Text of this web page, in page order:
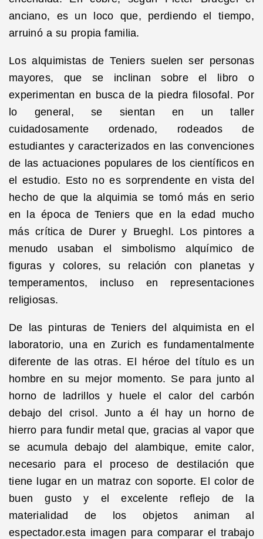
anciano, es un loco que, perdiendo el tiempo,
arruinó a su propia familia.
Los alquimistas de Teniers suelen ser personas
mayores, que se inclinan sobre el libro o
experimentan en busca de la piedra filosofal. Por
lo general, se sientan en un taller
cuidadosamente ordenado, rodeados de
estudiantes y caracterizados en las convenciones
de las actuaciones populares de los científicos en
el estudio. Esto no es sorprendente en vista del
hecho de que la alquimia se tomó más en serio
en la época de Teniers que en la edad mucho
más crítica de Durer y Brueghl. Los pintores a
menudo usaban el simbolismo alquímico de
figuras y colores, su relación con planetas y
temperamentos, incluso en representaciones
religiosas.
De las pinturas de Teniers del alquimista en el
laboratorio, una en Zurich es fundamentalmente
diferente de las otras. El héroe del título es un
hombre en su mejor momento. Se para junto al
horno de ladrillos y huele el calor del carbón
debajo del crisol. Junto a él hay un horno de
hierro para fundir metal que, gracias al vapor que
se acumula debajo del alambique, emite calor,
necesario para el proceso de destilación que
tiene lugar en un matraz con soporte. El color de
buen gusto y el excelente reflejo de la
materialidad de los objetos animan al
espectador.esta imagen para comparar el trabajo